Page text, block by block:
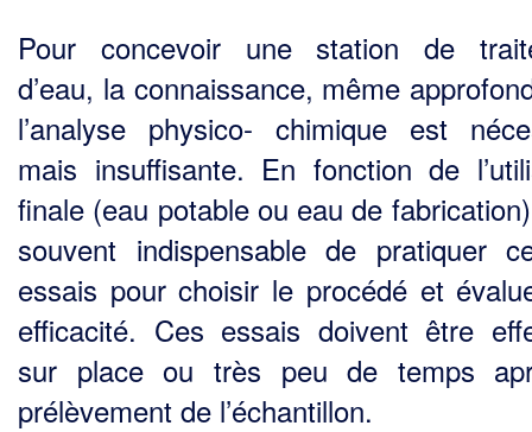
Pour concevoir une station de
d’eau, la connaissance, même
l’analyse physico- chimique est
mais insuffisante. En fonction de
finale (eau potable ou eau de
souvent indispensable de pratiquer
essais pour choisir le procédé et
effica­cité. Ces essais doivent être
sur place ou très peu de temps
prélèvement de l’échantillon.